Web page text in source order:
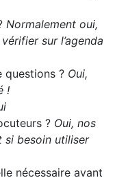
Normalement oui,
sur l’agenda
questions ? Oui,
!
? Oui, nos
si besoin utiliser
nécessaire avant